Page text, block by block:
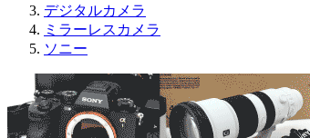
デジタルカメラ
ミラーレスカメラ
ソニー